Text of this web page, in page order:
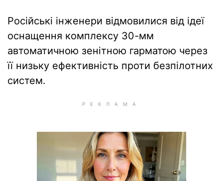
Російські інженери відмовилися від ідеї
оснащення комплексу 30-мм
автоматичною зенітною гарматою через
її низьку ефективність проти безпілотних
систем.